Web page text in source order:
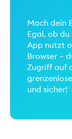
Mach dein
Egal, ob
App nutzt
Browser –
Zugriff auf
und sicher!